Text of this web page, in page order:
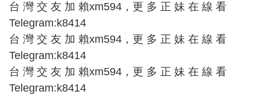
台 灣 交 友 加 賴xm594，更 多 正 妹 在 線 看
Telegram:k8414
台 灣 交 友 加 賴xm594，更 多 正 妹 在 線 看
Telegram:k8414
台 灣 交 友 加 賴xm594，更 多 正 妹 在 線 看
Telegram:k8414